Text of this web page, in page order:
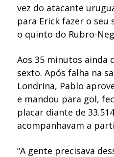
vez do atacante
para Erick fazer o seu
o quinto do Rubro-
Aos 35 minutos ainda
sexto. Após falha na
Londrina, Pablo
e mandou para gol,
placar diante de
acompanhavam a
“A gente precisava